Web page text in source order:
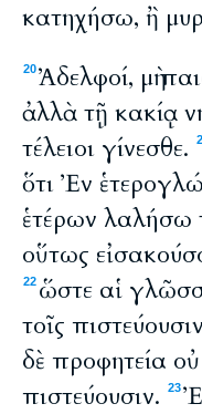
κατηχήσω, ἢ
20Ἀδελφοί, μὴ
ἀλλὰ τῇ κακίᾳ
τέλειοι γίνεσθε.
ὅτι Ἐν
ἑτέρων λαλήσω
οὕτως
22 ὥστε αἱ
τοῖς
δὲ προφητεία
πιστεύουσιν.
23